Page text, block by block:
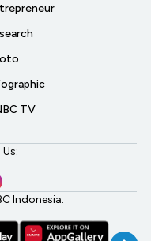
TV
Indonesia: